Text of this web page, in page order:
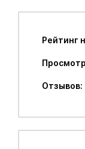
Рейтинг
Отзывов: